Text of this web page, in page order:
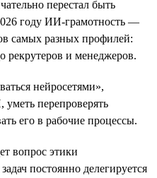
перестал быть
году ИИ-грамотность —
самых разных профилей:
рекрутеров и менеджеров.
нейросетями»,
перепроверять
его в рабочие процессы.
вопрос этики
постоянно делегируется